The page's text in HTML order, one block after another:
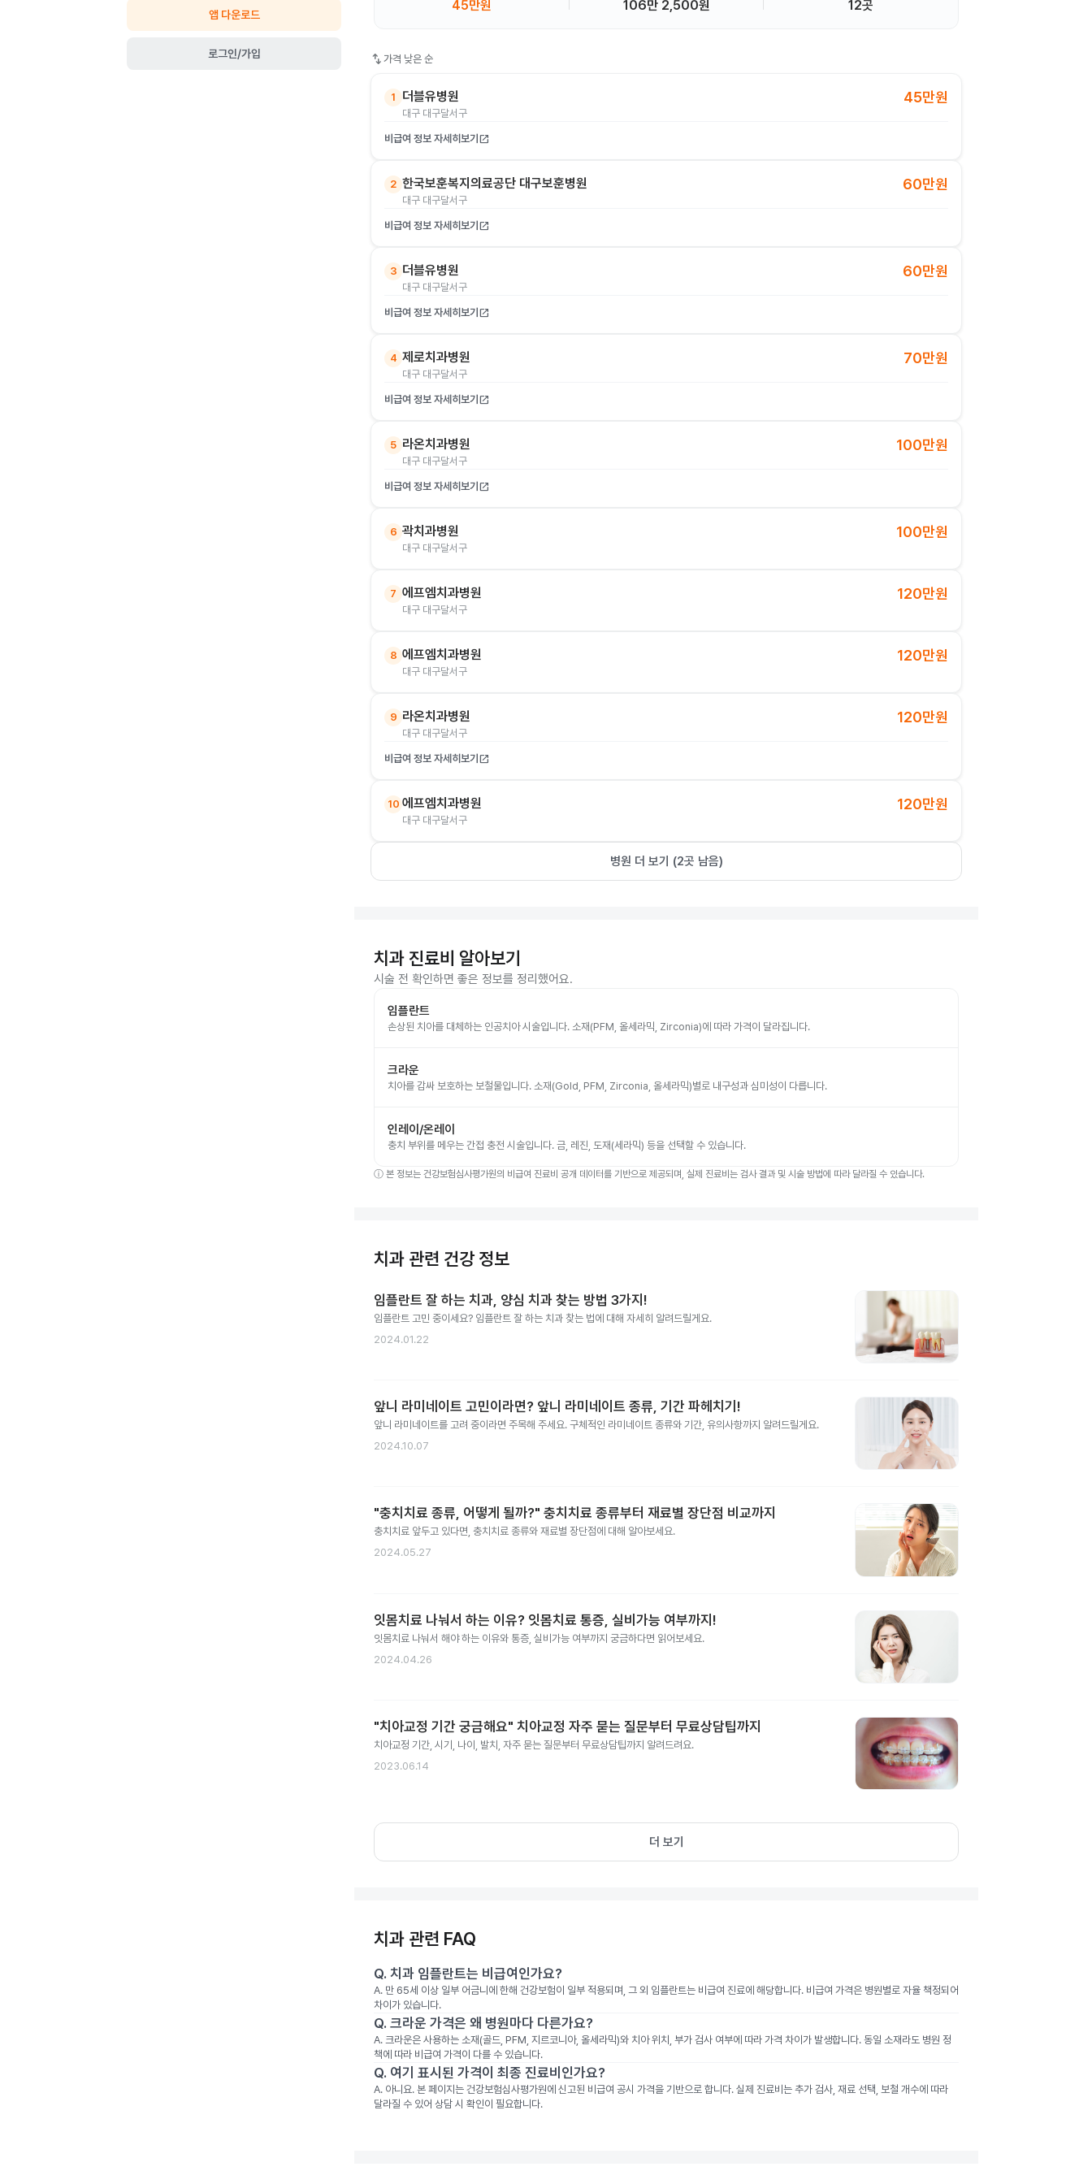
앱 다운로드
로그인/가입
45만원 106만 2,500원 12곳
swap_vert 가격 낮은 순
1 더블유병원
대구 대구달서구
45만원
비급여 정보 자세히보기 open_in_new
2 한국보훈복지의료공단 대구보훈병원
대구 대구달서구
60만원
비급여 정보 자세히보기 open_in_new
3 더블유병원
대구 대구달서구
60만원
비급여 정보 자세히보기 open_in_new
4 제로치과병원
대구 대구달서구
70만원
비급여 정보 자세히보기 open_in_new
5 라온치과병원
대구 대구달서구
100만원
비급여 정보 자세히보기 open_in_new
6 곽치과병원
대구 대구달서구
100만원
7 에프엠치과병원
대구 대구달서구
120만원
8 에프엠치과병원
대구 대구달서구
120만원
9 라온치과병원
대구 대구달서구
120만원
비급여 정보 자세히보기 open_in_new
10 에프엠치과병원
대구 대구달서구
120만원
병원 더 보기 (2곳 남음)
치과 진료비 알아보기
시술 전 확인하면 좋은 정보를 정리했어요.
임플란트
손상된 치아를 대체하는 인공치아 시술입니다. 소재(PFM, 올세라믹, Zirconia)에 따라 가격이 달라집니다.
크라운
치아를 감싸 보호하는 보철물입니다. 소재(Gold, PFM, Zirconia, 올세라믹)별로 내구성과 심미성이 다릅니다.
인레이/온레이
충치 부위를 메우는 간접 충전 시술입니다. 금, 레진, 도재(세라믹) 등을 선택할 수 있습니다.
ⓘ 본 정보는 건강보험심사평가원의 비급여 진료비 공개 데이터를 기반으로 제공되며, 실제 진료비는 검사 결과 및 시술 방법에 따라 달라질 수 있습니다.
치과 관련 건강 정보
임플란트 잘 하는 치과, 양심 치과 찾는 방법 3가지!
임플란트 고민 중이세요? 임플란트 잘 하는 치과 찾는 법에 대해 자세히 알려드릴게요.
2024.01.22
앞니 라미네이트 고민이라면? 앞니 라미네이트 종류, 기간 파헤치기!
앞니 라미네이트를 고려 중이라면 주목해 주세요. 구체적인 라미네이트 종류와 기간, 유의사항까지 알려드릴게요.
2024.10.07
"충치치료 종류, 어떻게 될까?" 충치치료 종류부터 재료별 장단점 비교까지
충치치료 앞두고 있다면, 충치치료 종류와 재료별 장단점에 대해 알아보세요.
2024.05.27
잇몸치료 나눠서 하는 이유? 잇몸치료 통증, 실비가능 여부까지!
잇몸치료 나눠서 해야 하는 이유와 통증, 실비가능 여부까지 궁금하다면 읽어보세요.
2024.04.26
"치아교정 기간 궁금해요" 치아교정 자주 묻는 질문부터 무료상담팁까지
치아교정 기간, 시기, 나이, 발치, 자주 묻는 질문부터 무료상담팁까지 알려드려요.
2023.06.14
더 보기
치과 관련 FAQ
Q. 치과 임플란트는 비급여인가요?
A. 만 65세 이상 일부 어금니에 한해 건강보험이 일부 적용되며, 그 외 임플란트는 비급여 진료에 해당합니다. 비급여 가격은 병원별로 자율 책정되어
차이가 있습니다.
Q. 크라운 가격은 왜 병원마다 다른가요?
A. 크라운은 사용하는 소재(골드, PFM, 지르코니아, 올세라믹)와 치아 위치, 부가 검사 여부에 따라 가격 차이가 발생합니다. 동일 소재라도 병원 정
책에 따라 비급여 가격이 다를 수 있습니다.
Q. 여기 표시된 가격이 최종 진료비인가요?
A. 아니요. 본 페이지는 건강보험심사평가원에 신고된 비급여 공시 가격을 기반으로 합니다. 실제 진료비는 추가 검사, 재료 선택, 보철 개수에 따라
달라질 수 있어 상담 시 확인이 필요합니다.